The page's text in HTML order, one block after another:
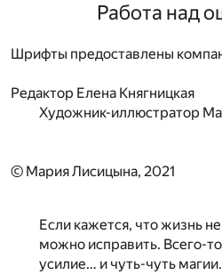
Работа над
Шрифты предоставлены
Редактор Елена Княгницкая
Художник-иллюстратор
© Мария Лисицына, 2021
Если кажется, что жизнь
можно исправить. Всего-
усилие… и чуть-чуть магии.